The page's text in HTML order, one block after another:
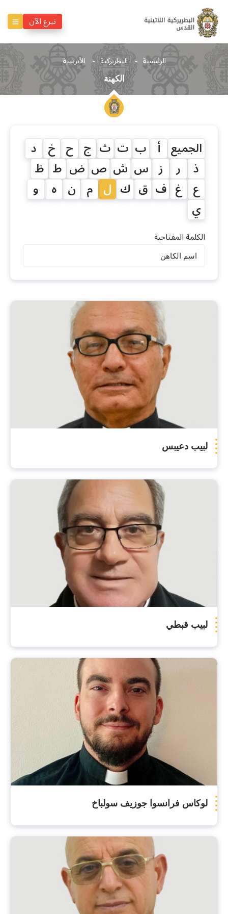
تبرع الآن
الرئيسية البطريركية الأبرشية
الكهنة
الجميع أ ب ت ث ج ح خ د
ذ ر ز س ش ص ض ط ظ
ع غ ف ق ك ل م ن ه و
ي
الكلمة المفتاحية
لبيب دعيبس
لبيب قبطي
لوكاس فرانسوا جوزيف سولباخ